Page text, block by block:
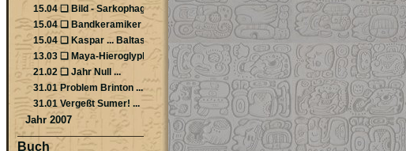
15.04 ❏ Bild - Sarkophag ...
15.04 ❏ Bandkeramiker ...
15.04 ❏ Kaspar ... Baltasar ...
13.03 ❏ Maya-Hieroglyphen ...
21.02 ❏ Jahr Null ...
31.01 Problem Brinton ...
31.01 Vergeßt Sumer! ...
Jahr 2007
Buch